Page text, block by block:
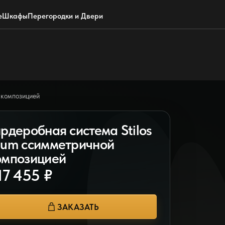
ШкафыПерегородки и Двери
WhatsApp Max Почта
система Stilos
ссимметричной
455 ₽
ЗАКАЗАТЬ